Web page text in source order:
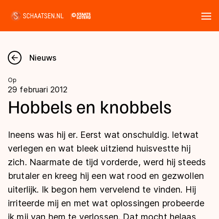
Nieuws
Kalender
Marathon
Langebaan
Inlineskaten
Uitslagen
Langebaan
Shorttrack
Marathon
Tijden & historie
Ranglijsten Langebaan
Nieuws
Op
29 februari 2012
Hobbels en knobbels
Ineens was hij er. Eerst wat onschuldig. Ietwat
verlegen en wat bleek uitziend huisvestte hij
zich. Naarmate de tijd vorderde, werd hij steeds
brutaler en kreeg hij een wat rood en gezwollen
uiterlijk. Ik begon hem vervelend te vinden. Hij
irriteerde mij en met wat oplossingen probeerde
ik mij van hem te verlossen. Dat mocht helaas